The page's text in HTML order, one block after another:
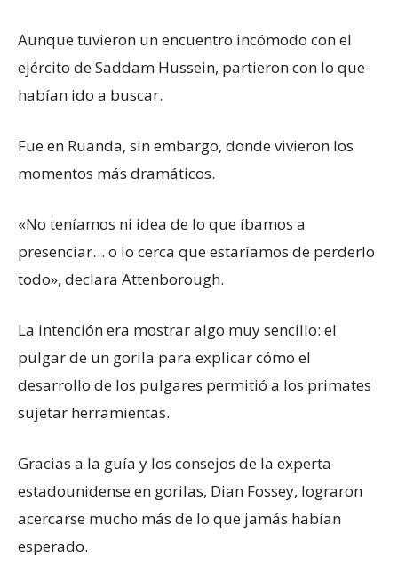
Aunque tuvieron un encuentro incómodo con el
ejército de Saddam Hussein, partieron con lo que
habían ido a buscar.
Fue en Ruanda, sin embargo, donde vivieron los
momentos más dramáticos.
«No teníamos ni idea de lo que íbamos a
presenciar… o lo cerca que estaríamos de perderlo
todo», declara Attenborough.
La intención era mostrar algo muy sencillo: el
pulgar de un gorila para explicar cómo el
desarrollo de los pulgares permitió a los primates
sujetar herramientas.
Gracias a la guía y los consejos de la experta
estadounidense en gorilas, Dian Fossey, lograron
acercarse mucho más de lo que jamás habían
esperado.